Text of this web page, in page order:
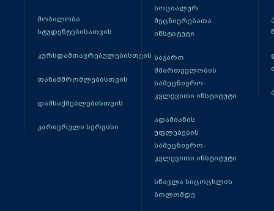
მობილობა
სტუდენტებისათვის
კურსდამთავრებულებისთვის
თანამშრომლებისთვის
დამსაქმებლებისთვის
კარიერული სერვისი
სოციალურ
მეცნიერებათა
ინსტიტუტი
საჯარო
მმართველობის
სამეცნიერო-
კვლევითი ინსტიტუტი
ადამიანის
უფლებების
სამეცნიერო-
კვლევითი ინსტიტუტი
სწავლა სიცოცხლის
ბოლომდე